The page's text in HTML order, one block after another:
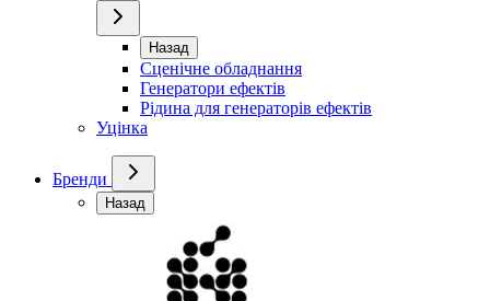
Назад
Сценічне обладнання
Генератори ефектів
Рідина для генераторів ефектів
Уцінка
Бренди
Назад